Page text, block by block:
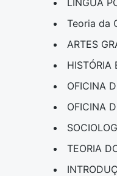
LÍNGUA
Teoria da
ARTES
HISTÓRIA
OFICINA
OFICINA
TEORIA